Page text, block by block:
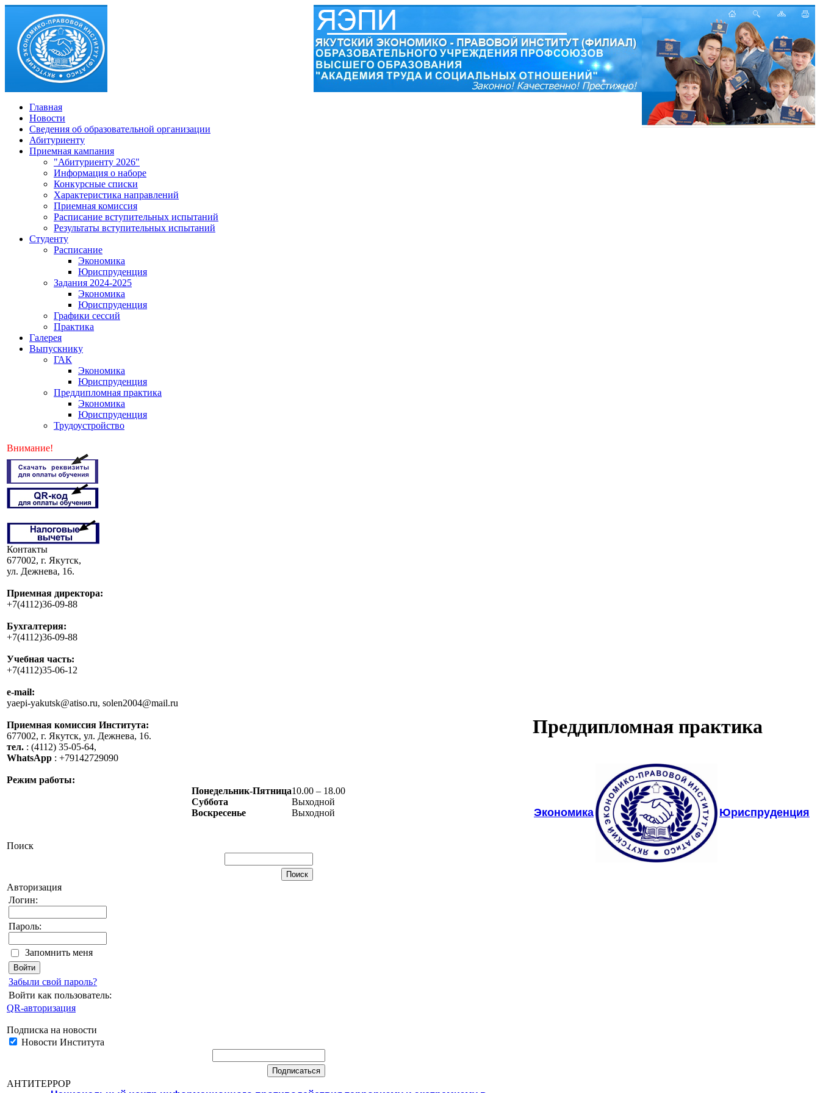
Главная
Новости
Сведения об образовательной организации
Абитуриенту
Приемная кампания
"Абитуриенту 2026"
Информация о наборе
Конкурсные списки
Характеристика направлений
Приемная комиссия
Расписание вступительных испытаний
Результаты вступительных испытаний
Студенту
Расписание
Экономика
Юриспруденция
Задания 2024-2025
Экономика
Юриспруденция
Графики сессий
Практика
Галерея
Выпускнику
ГАК
Экономика
Юриспруденция
Преддипломная практика
Экономика
Юриспруденция
Трудоустройство
Внимание!
Контакты
677002, г. Якутск,
ул. Дежнева, 16.
Приемная директора:
+7(4112)36-09-88
Бухгалтерия:
+7(4112)36-09-88
Учебная часть:
+7(4112)35-06-12
e-mail:
yaepi-yakutsk@atiso.ru, solen2004@mail.ru
Приемная комиссия Института:
677002, г. Якутск, ул. Дежнева, 16.
тел. : (4112) 35-05-64,
WhatsApp : +79142729090
Режим работы:
Понедельник-Пятница10.00 – 18.00
Суббота
Выходной
Воскресенье
Выходной
Поиск
Авторизация
Логин:
Пароль:
Запомнить меня
Забыли свой пароль?
Войти как пользователь:
QR-авторизация
Подписка на новости
Новости Института
АНТИТЕРРОР
Преддипломная практика
Экономика Юриспруденция